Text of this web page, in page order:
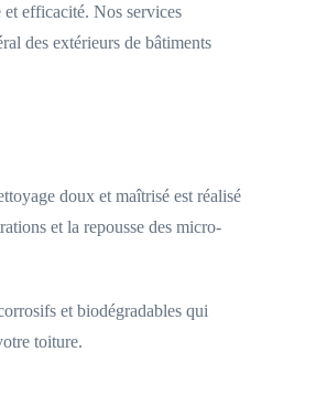
efficacité. Nos services
des extérieurs de bâtiments
doux et maîtrisé est réalisé
et la repousse des micro-
et biodégradables qui
toiture.